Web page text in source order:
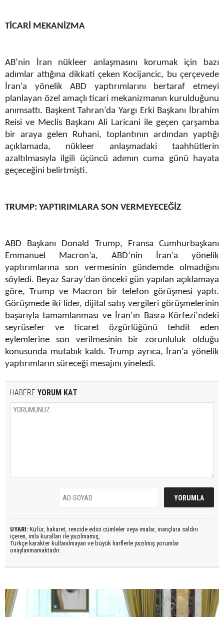
TİCARİ MEKANİZMA
AB’nin İran nükleer anlaşmasını korumak için bazı
adımlar attığına dikkati çeken Kocijancic, bu çerçevede
İran’a yönelik ABD yaptırımlarını bertaraf etmeyi
planlayan özel amaçlı ticari mekanizmanın kurulduğunu
anımsattı. Başkent Tahran’da Yargı Erki Başkanı İbrahim
Reisi ve Meclis Başkanı Ali Laricani ile geçen çarşamba
bir araya gelen Ruhani, toplantının ardından yaptığı
açıklamada, nükleer anlaşmadaki taahhütlerin
azaltılmasıyla ilgili üçüncü adımın cuma günü hayata
geçeceğini belirtmişti.
TRUMP: YAPTIRIMLARA SON VERMEYECEĞİZ
ABD Başkanı Donald Trump, Fransa Cumhurbaşkanı
Emmanuel Macron’a, ABD’nin İran’a yönelik
yaptırımlarına son vermesinin gündemde olmadığını
söyledi. Beyaz Saray’dan önceki gün yapılan açıklamaya
göre, Trump ve Macron bir telefon görüşmesi yaptı.
Görüşmede iki lider, dijital satış vergileri görüşmelerinin
başarıyla tamamlanması ve İran’ın Basra Körfezi’ndeki
seyrüsefer ve ticaret özgürlüğünü tehdit eden
eylemlerine son verilmesinin bir zorunluluk olduğu
konusunda mutabık kaldı. Trump ayrıca, İran’a yönelik
yaptırımların süreceği mesajını yineledi.
HABERE YORUM KAT
UYARI: Küfür, hakaret, rencide edici cümleler veya imalar, inançlara saldırı
içeren, imla kuralları ile yazılmamış,
Türkçe karakter kullanılmayan ve büyük harflerle yazılmış yorumlar
onaylanmamaktadır.